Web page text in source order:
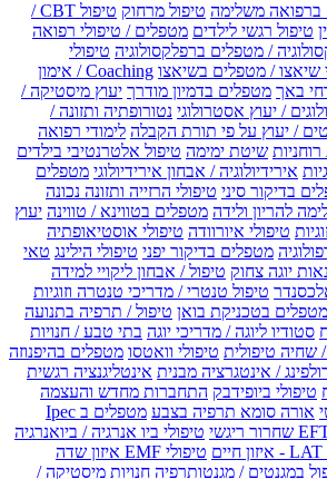
ברפואה משלימה טיפול מרחוק
טיפול CBT /
טיפול רגשי לילדים מטפלים / טיפולי רפואה
/ מטפלים ברפלקסולוגיה טיפולי
שיאצו / מטפלים בשיאצו
Coaching / אימון
באך מטפלים בדמיון מודרך יעוץ מיסטיקה /
/ יעוץ אסטרולוגי נטורופתיה ותזונה /
/ יעוץ על פי תורת הקבלה לימודי רפואה
שיטת ימימה טיפול אלטרנטיבי בילדים
אירידיולוגיה / אבחון אירידיולוגי מטפלים
בדיקור סיני טיפולי הרזייה ותזונה נכונה
להריון ולידה מטפלים בטווינא / טווינה יעוץ
טיפולי איורוודה טיפולי אוסטיאופתיה
מטפלים בדיקור יפני טיפולי הילינג טאי
יוגה צחוק טיפול / אבחון ליקויי למידה
טיפול טנטרי / מדריכי טנטרה וזוגיות
מטפלים בטכניקת בואן טיפול / תרפיה בתנועה
סטודיו ליוגה / מדריכי יוגה בתי טבע / חנויות
שחיה טיפולית טיפולי וואטסו מטפלים בהיפנוזה
/ אינטגרציה מבנית אינטליגנציה רגשית
טיפולי ביופידבק התחברות מחדש והעצמה
אורה סומא תרפיה בצבע
מטפלים ב Ipec
טיפולי ביו אנרגיה / ביואנרגיה
טיפולי EMF איזון שדה
במגנטים / מגנטותרפיה חנויות מיסטיקה /